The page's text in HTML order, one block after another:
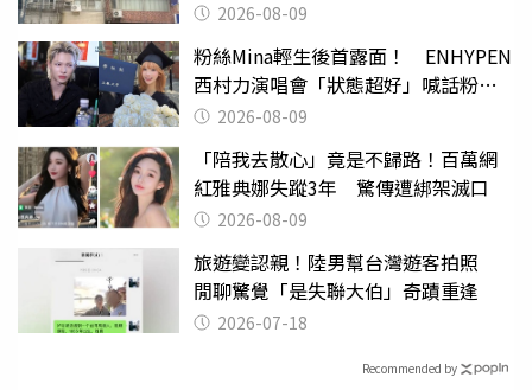
2026-08-09
粉絲Mina輕生後首露面！ ENHYPEN
西村力演唱會「狀態超好」喊話粉
絲：我們心意相通
2026-08-09
「陪我去散心」竟是不歸路！百萬網
紅雅典娜失蹤3年 驚傳遭綁架滅口
2026-08-09
旅遊變認親！陸男幫台灣遊客拍照
閒聊驚覺「是失聯大伯」奇蹟重逢
2026-07-18
Recommended by